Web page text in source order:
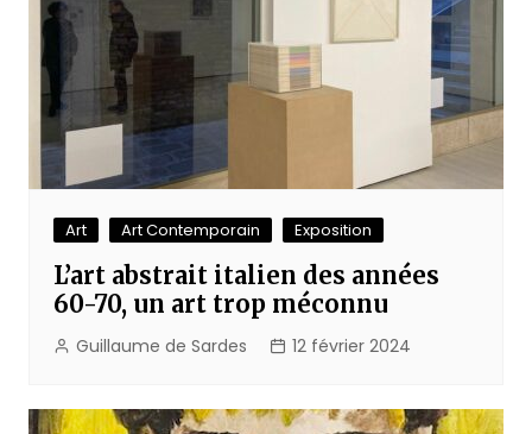
Art Art Contemporain Exposition
L’art abstrait italien des années
60-70, un art trop méconnu
Guillaume de Sardes 12 février 2024